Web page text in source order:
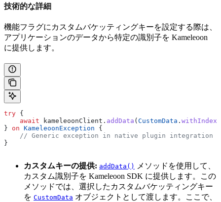
技術的な詳細
機能フラグにカスタムバケッティングキーを設定する際は、
アプリケーションのデータから特定の識別子を Kameleoon
に提供します。
try {
    await
kameleoonClient. addData ( CustomData . withIndex
} on KameleoonException {
// Generic exception in native plugin integration
}
カスタムキーの提供: addData() メソッドを使用して、
カスタム識別子を Kameleoon SDK に提供します。この
メソッドでは、選択したカスタムバケッティングキー
を CustomData オブジェクトとして渡します。ここで、